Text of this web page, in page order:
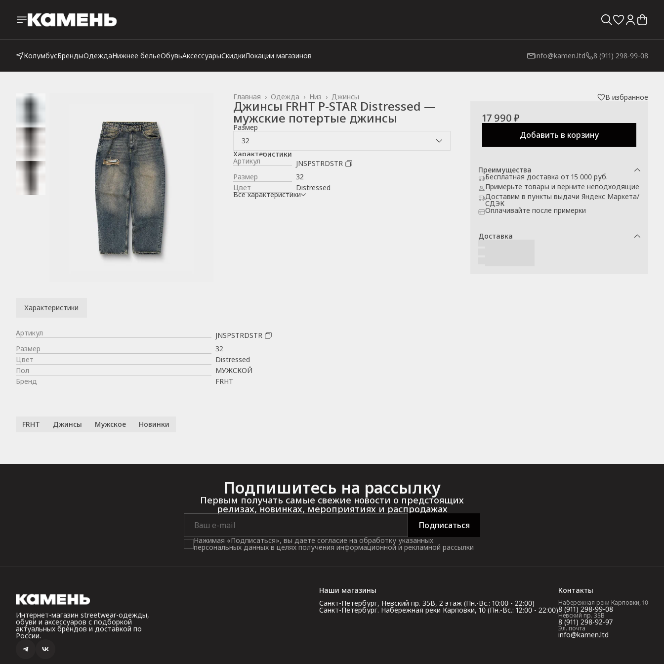
КолумбусБрендыОдеждаНижнее бельеОбувьАксессуарыСкидкиЛокации магазинов info@kamen.ltd 8 (911) 298-99-08
Джинсы
Низ ›
Одежда ›
Главная ›
Джинсы FRHT P-STAR Distressed —
мужские потертые джинсы
Размер
32
Характеристики
Артикул
JNSPSTRDSTR
Размер
32
Цвет
Distressed
Все характеристики
В избранное
17 990 ₽
Добавить в корзину
Преимущества
Бесплатная доставка от 15 000 руб.
Примерьте товары и верните неподходящие
Доставим в пункты выдачи Яндекс Маркета/
СДЭК
Оплачивайте после примерки
Доставка
Характеристики
Артикул
JNSPSTRDSTR
Размер
32
Цвет
Distressed
Пол
МУЖСКОЙ
Бренд
FRHT
FRHT Джинсы Мужское Новинки
Подпишитесь на рассылку
Первым получать самые свежие новости о предстоящих
релизах, новинках, мероприятиях и распродажах
Подписаться
Нажимая «Подписаться», вы даете согласие на обработку указанных
персональных данных в целях получения информационной и рекламной рассылки
Интернет-магазин streetwear-одежды,
обуви и аксессуаров с подборкой
актуальных брендов и доставкой по
России.
Наши магазины
Санкт-Петербург, Невский пр. 35В, 2 этаж (Пн.-Вс.: 10:00 - 22:00)
Санкт-Петербург. Набережная реки Карповки, 10 (Пн.-Вс.: 12:00 - 22:00)
Контакты
Набережная реки Карповки, 10
8 (911) 298-99-08
Невский пр. 35В
8 (911) 298-92-97
Эл. почта
info@kamen.ltd